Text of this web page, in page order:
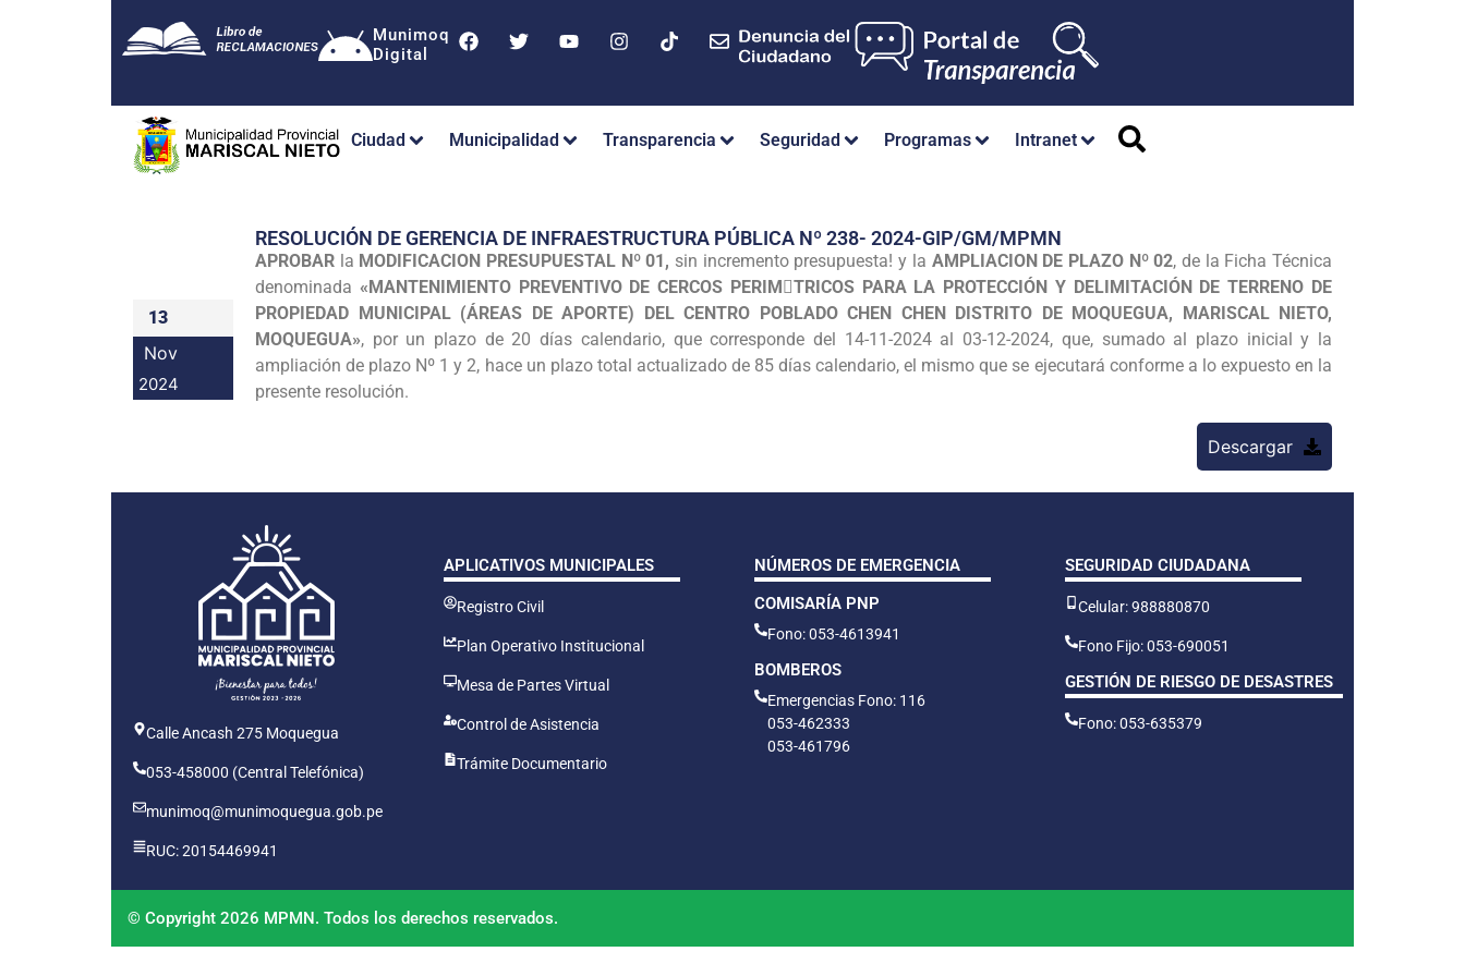
Munimoq
Digital
Ciudad Municipalidad Transparencia Seguridad Programas Intranet
13
Nov
2024
RESOLUCIÓN DE GERENCIA DE INFRAESTRUCTURA PÚBLICA Nº 238- 2024-GIP/GM/MPMN
APROBAR la MODIFICACION PRESUPUESTAL Nº 01, sin incremento presupuesta! y la AMPLIACION DE PLAZO Nº 02, de la Ficha Técnica
denominada «MANTENIMIENTO PREVENTIVO DE CERCOS PERIM􀀇TRICOS PARA LA PROTECCIÓN Y DELIMITACIÓN DE TERRENO DE
PROPIEDAD MUNICIPAL (ÁREAS DE APORTE) DEL CENTRO POBLADO CHEN CHEN DISTRITO DE MOQUEGUA, MARISCAL NIETO,
MOQUEGUA», por un plazo de 20 días calendario, que corresponde del 14-11-2024 al 03-12-2024, que, sumado al plazo inicial y la
ampliación de plazo Nº 1 y 2, hace un plazo total actualizado de 85 días calendario, el mismo que se ejecutará conforme a lo expuesto en la
presente resolución.
Descargar
Calle Ancash 275 Moquegua
053-458000 (Central Telefónica)
munimoq@munimoquegua.gob.pe
RUC: 20154469941
APLICATIVOS MUNICIPALES
Registro Civil
Plan Operativo Institucional
Mesa de Partes Virtual
Control de Asistencia
Trámite Documentario
NÚMEROS DE EMERGENCIA
COMISARÍA PNP
Fono: 053-4613941
BOMBEROS
Emergencias Fono: 116
053-462333
053-461796
SEGURIDAD CIUDADANA
Celular: 988880870
Fono Fijo: 053-690051
GESTIÓN DE RIESGO DE DESASTRES
Fono: 053-635379
© Copyright 2026 MPMN. Todos los derechos reservados.